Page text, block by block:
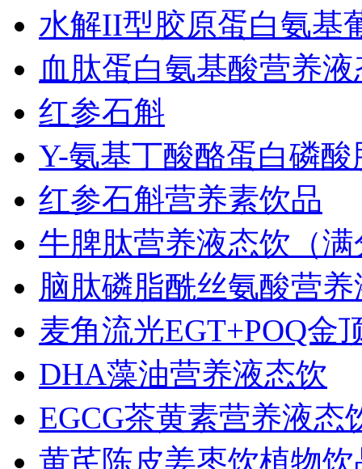
水解II型胶原蛋白氨基
血肽蛋白氨基酸营养
红参石斛
Y-氨基丁酸酪蛋白磷
红参石斛营养素饮品
牛脾肽营养液态饮（
脑肽磷脂酰丝氨酸营
麦角流光EGT+POQ金
DHA藻油营养液态饮
EGCG茶黄素营养液态
黄芪陈皮姜枣饮植物饮